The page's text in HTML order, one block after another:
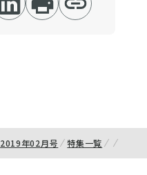
2019年02月号 特集一覧